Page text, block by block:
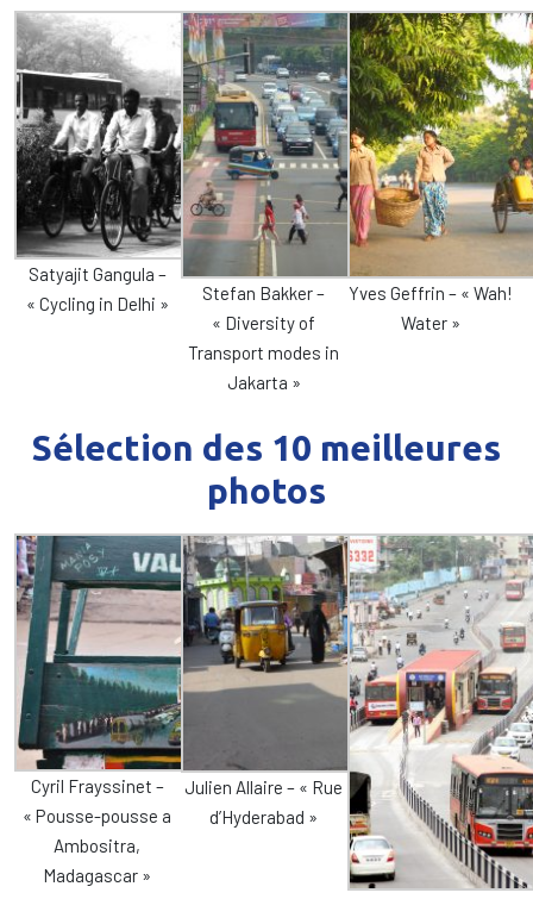
Satyajit Gangula –
« Cycling in Delhi »
Stefan Bakker –
« Diversity of
Transport modes in
Jakarta »
Yves Geffrin – « Wah!
Water »
Sélection des 10 meilleures
photos
Cyril Frayssinet –
« Pousse-pousse a
Ambositra,
Madagascar »
Julien Allaire – « Rue
d’Hyderabad »